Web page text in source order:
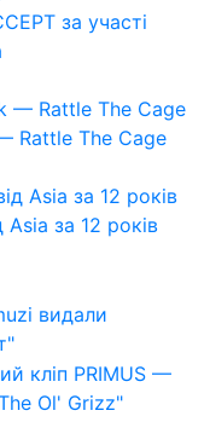
за участі
Rattle The Cage
за 12 років
Ol' Grizz"